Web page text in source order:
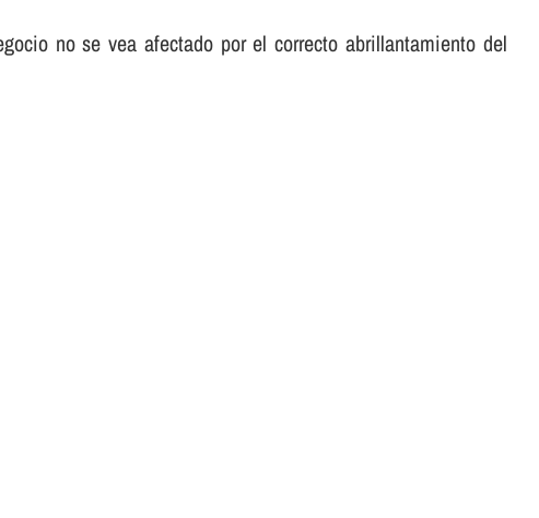
no se vea afectado por el correcto abrillantamiento del